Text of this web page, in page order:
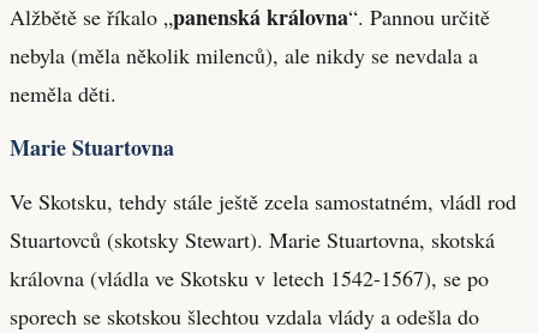
Alžbětě se říkalo „panenská královna“. Pannou určitě
nebyla (měla několik milenců), ale nikdy se nevdala a
neměla děti.
Marie Stuartovna
Ve Skotsku, tehdy stále ještě zcela samostatném, vládl rod
Stuartovců (skotsky Stewart). Marie Stuartovna, skotská
královna (vládla ve Skotsku v letech 1542-1567), se po
sporech se skotskou šlechtou vzdala vlády a odešla do